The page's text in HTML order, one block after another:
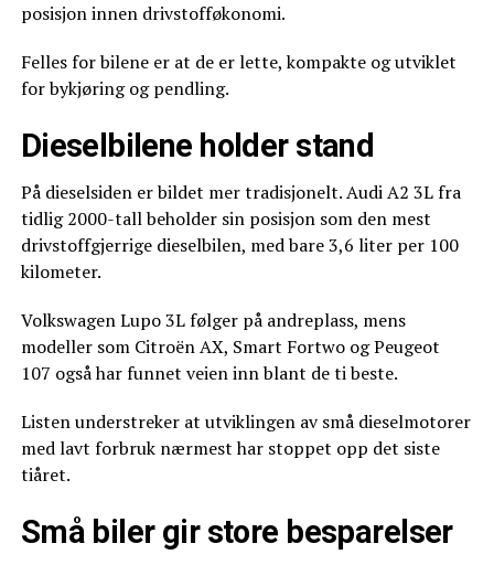
posisjon innen drivstofføkonomi.
Felles for bilene er at de er lette, kompakte og utviklet
for bykjøring og pendling.
Dieselbilene holder stand
På dieselsiden er bildet mer tradisjonelt. Audi A2 3L fra
tidlig 2000-tall beholder sin posisjon som den mest
drivstoffgjerrige dieselbilen, med bare 3,6 liter per 100
kilometer.
Volkswagen Lupo 3L følger på andreplass, mens
modeller som Citroën AX, Smart Fortwo og Peugeot
107 også har funnet veien inn blant de ti beste.
Listen understreker at utviklingen av små dieselmotorer
med lavt forbruk nærmest har stoppet opp det siste
tiåret.
Små biler gir store besparelser